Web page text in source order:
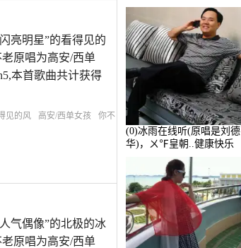
亮明星”的看得见的
原唱为高安/西单
本首歌曲共计获得
见的风 高安/西单女孩
你不
气偶像”的北极的冰
原唱为高安/西单
(0)冰雨在线听(原唱是刘德
华)，ㄨ℉皇朝..健康快乐
演唱点播:26643次